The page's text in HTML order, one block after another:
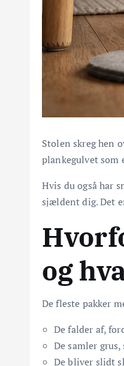
Stolen skreg hen
plankegulvet som
Hvis du også har
sjældent dig. Det
og
De fleste pakker
De falder af,
De samler
De bliver slidt